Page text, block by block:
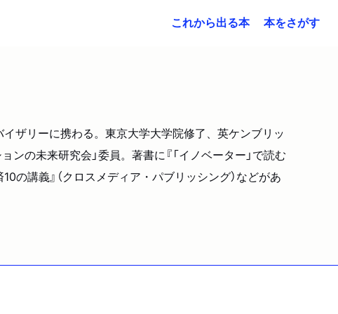
これから出る本 本をさがす
ザリーに携わる。東京大学大学院修了、英ケンブリッ
の未来研究会」委員。著書に『「イノベーター」で読む
の講義』（クロスメディア・パブリッシング）などがあ